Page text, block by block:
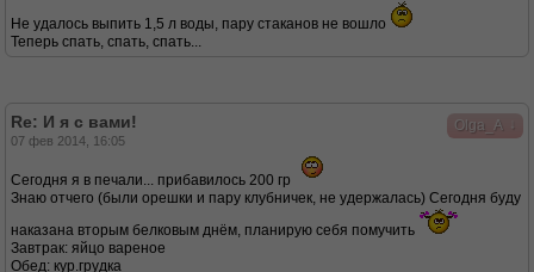
Не удалось выпить 1,5 л воды, пару стаканов не вошло
Теперь спать, спать, спать...
Olga_A
Re: И я с вами!
07 фев 2014, 16:05
Сегодня я в печали... прибавилось 200 гр
Знаю отчего (были орешки и пару клубничек, не удержалась) Сегодня буду
наказана вторым белковым днём, планирую себя помучить
Завтрак: яйцо вареное
Обед: кур.грудка